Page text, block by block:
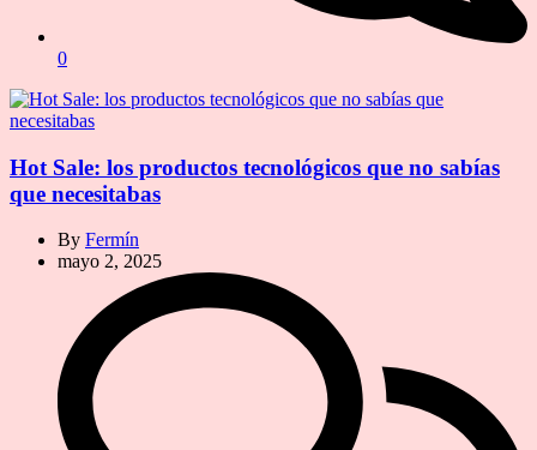
0
Hot Sale: los productos tecnológicos que no sabías
que necesitabas
By Fermín
mayo 2, 2025